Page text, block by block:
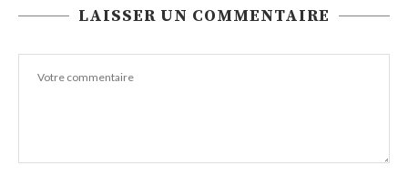
LAISSER UN COMMENTAIRE